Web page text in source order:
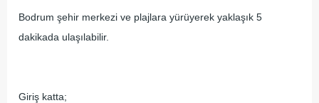
Bodrum şehir merkezi ve plajlara yürüyerek yaklaşık 5
dakikada ulaşılabilir.
Giriş katta;